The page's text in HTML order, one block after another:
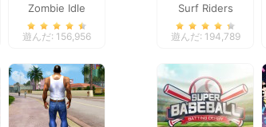
Zombie Idle
Defense Online
遊んだ: 156,956
Surf Riders
遊んだ: 194,789